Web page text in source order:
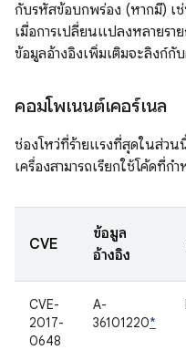
กับรหัสข้อบกพร่อง (หากมี) เ
เมื่อการเปลี่ยนแปลงหลายรา
ข้อมูลอ้างอิงเพิ่มเติมจะลิงก์กั
คอมโพเนนต์เคอร์เนล
ช่องโหว่ที่ร้ายแรงที่สุดในส่ว
เครื่องสามารถเรียกใช้โค้ดที่
CVE
ข้อมูล
อ้างอิง
CVE-
2017-
0648
A-
36101220*